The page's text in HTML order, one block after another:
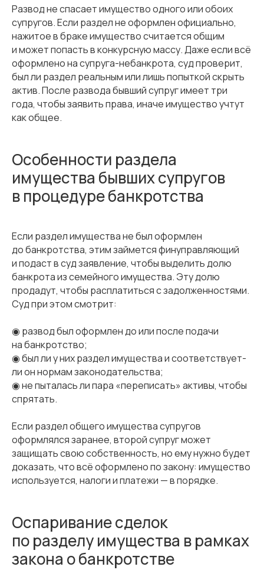
Развод не спасает имущество одного или обоих
супругов. Если раздел не оформлен официально,
нажитое в браке имущество считается общим
и может попасть в конкурсную массу. Даже если всё
оформлено на супруга-небанкрота, суд проверит,
был ли раздел реальным или лишь попыткой скрыть
актив. После развода бывший супруг имеет три
года, чтобы заявить права, иначе имущество учтут
как общее.
Особенности раздела
имущества бывших супругов
в процедуре банкротства
Если раздел имущества не был оформлен
до банкротства, этим займется финуправляющий
и подаст в суд заявление, чтобы выделить долю
банкрота из семейного имущества. Эту долю
продадут, чтобы расплатиться с задолженностями.
Суд при этом смотрит:
◉ развод был оформлен до или после подачи
на банкротство;
◉ был ли у них раздел имущества и соответствует-
ли он нормам законодательства;
◉ не пыталась ли пара «переписать» активы, чтобы
спрятать.
Если раздел общего имущества супругов
оформлялся заранее, второй супруг может
защищать свою собственность, но ему нужно будет
доказать, что всё оформлено по закону: имущество
используется, налоги и платежи — в порядке.
Оспаривание сделок
по разделу имущества в рамках
закона о банкротстве